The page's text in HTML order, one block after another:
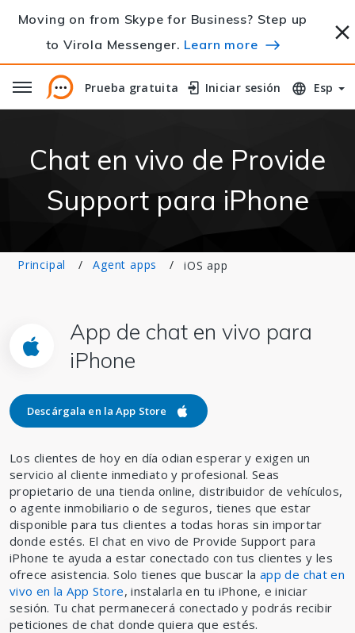
Moving on from Skype for Business? Step up
to Virola Messenger. Learn more
Prueba gratuita
Prueba gratuita Iniciar sesión
Iniciar sesión Esp
Chat en vivo de Provide
Support para iPhone
Principal Agent apps iOS app
App de chat en vivo para
iPhone
Descárgala en la App Store
Descárgala en la App Store
Los clientes de hoy en día odian esperar y exigen un
servicio al cliente inmediato y profesional. Seas
propietario de una tienda online, distribuidor de vehículos,
o agente inmobiliario o de seguros, tienes que estar
disponible para tus clientes a todas horas sin importar
donde estés. El chat en vivo de Provide Support para
iPhone te ayuda a estar conectado con tus clientes y les
ofrece asistencia. Solo tienes que buscar la app de chat en
vivo en la App Store, instalarla en tu iPhone, e iniciar
sesión. Tu chat permanecerá conectado y podrás recibir
peticiones de chat donde quiera que estés.